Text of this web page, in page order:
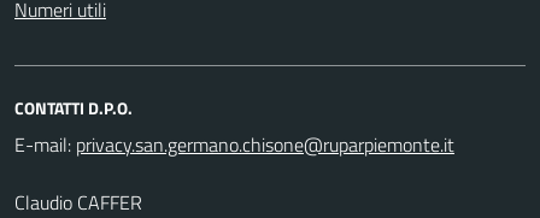
Numeri utili
CONTATTI D.P.O.
E-mail:
Claudio CAFFER